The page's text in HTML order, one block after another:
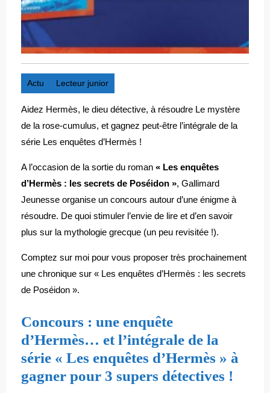
Actu Lecteur junior
Aidez Hermès, le dieu détective, à résoudre Le mystère
de la rose-cumulus, et gagnez peut-être l’intégrale de la
série Les enquêtes d’Hermès !
A l’occasion de la sortie du roman « Les enquêtes
d’Hermès : les secrets de Poséidon », Gallimard
Jeunesse organise un concours autour d’une énigme à
résoudre. De quoi stimuler l’envie de lire et d’en savoir
plus sur la mythologie grecque (un peu revisitée !).
Comptez sur moi pour vous proposer très prochainement
une chronique sur « Les enquêtes d’Hermès : les secrets
de Poséidon ».
Concours : une enquête
d’Hermès… et l’intégrale de la
série « Les enquêtes d’Hermès » à
gagner pour 3 supers détectives !